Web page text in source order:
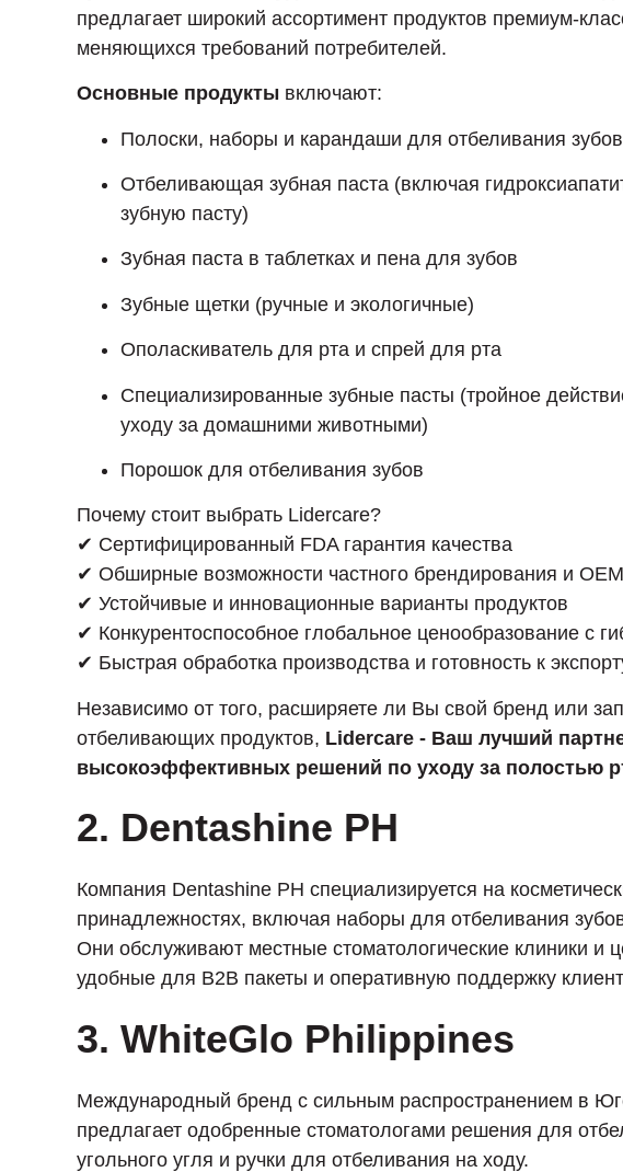
предлагает широкий ассортимент продуктов премиум-
меняющихся требований потребителей.
Основные продукты включают:
Полоски, наборы и карандаши для отбеливания зубов
Отбеливающая зубная паста (включая
зубную пасту)
Зубная паста в таблетках и пена для зубов
Зубные щетки (ручные и экологичные)
Ополаскиватель для рта и спрей для рта
Специализированные зубные пасты (тройное
уходу за домашними животными)
Порошок для отбеливания зубов
Почему стоит выбрать Lidercare?
✔ Сертифицированный FDA гарантия качества
✔ Обширные возможности частного брендирования и
✔ Устойчивые и инновационные варианты продуктов
✔ Конкурентоспособное глобальное ценообразование с
✔ Быстрая обработка производства и готовность к
Независимо от того, расширяете ли Вы свой бренд или
отбеливающих продуктов, Lidercare - Ваш лучший
высокоэффективных решений по уходу за полостью
2. Dentashine PH
Компания Dentashine PH специализируется на
принадлежностях, включая наборы для отбеливания
Они обслуживают местные стоматологические клиники и
удобные для B2B пакеты и оперативную поддержку
3. WhiteGlo Philippines
Международный бренд с сильным распространением в
предлагает одобренные стоматологами решения для
угольного угля и ручки для отбеливания на ходу.